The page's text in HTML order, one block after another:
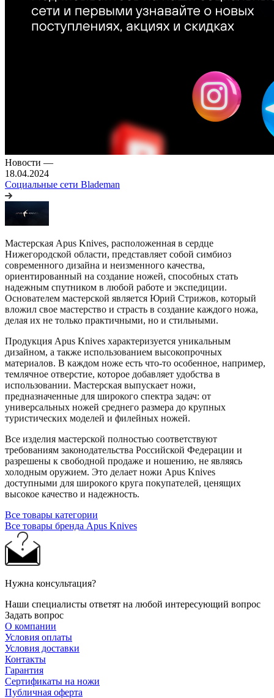
Новости —
18.04.2024
Социальные сети Blademan
Мастерская Apus Knives, расположенная в сердце
Нижегородской области, представляет собой симбиоз
современного дизайна и неизменного качества,
ориентированный на создание ножей, способных стать
надежным спутником в любой работе и экспедиции.
Основателем мастерской является Юрий Стрижов, который
вложил свое мастерство и страсть в создание каждого ножа,
делая их не только практичными, но и стильными.
Продукция Apus Knives характеризуется уникальным
дизайном, а также использованием высокопрочных
материалов. В каждом ноже есть что-то особенное, например,
темлячное отверстие, которое добавляет удобства в
использовании. Мастерская выпускает ножи,
предназначенные для широкого спектра задач: от
универсальных ножей среднего размера до крупных
туристических моделей и филейных ножей.
Все изделия мастерской полностью соответствуют
требованиям законодательства Российской Федерации и
разрешены к свободной продаже и ношению, не являясь
холодным оружием. Это делает ножи Apus Knives
доступными для широкого круга покупателей, ценящих
высокое качество и надежность.
Все товары категории
Все товары бренда Apus Knives
Нужна консультация?
Наши специалисты ответят на любой интересующий вопрос
Задать вопрос
О компании
Условия оплаты
Условия доставки
Контакты
Гарантия
Сертификаты на ножи
Публичная оферта